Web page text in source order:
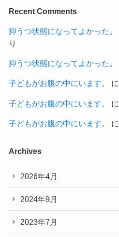
Recent Comments
抑うつ状態になってよかった。
り
抑うつ状態になってよかった。
子どもがお腹の中にいます。 に
子どもがお腹の中にいます。 に
子どもがお腹の中にいます。 に
Archives
2026年4月
2024年9月
2023年7月